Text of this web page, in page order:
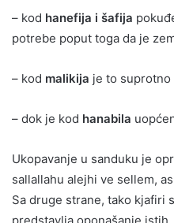
– kod hanefija i šafija
potrebe poput toga da je
– kod malikija je to
– dok je kod hanabila
Ukopavanje u sanduku je
sallallahu alejhi ve sellem,
Sa druge strane, tako kjafiri